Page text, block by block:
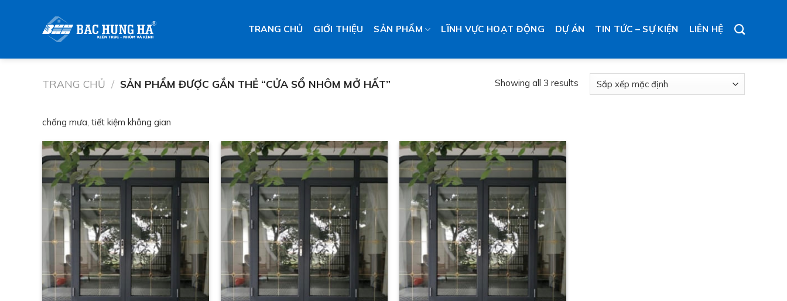
TRANG CHỦ GIỚI THIỆU SẢN PHẨM LĨNH VỰC HOẠT ĐỘNG DỰ ÁN TIN TỨC – SỰ KIỆN LIÊN HỆ
TRANG CHỦ / SẢN PHẨM ĐƯỢC GẮN THẺ “CỬA SỔ NHÔM MỞ HẤT” Showing all 3 results
chống mưa, tiết kiệm không gian
Add to wishlist Add to wishlist Add to wishlist